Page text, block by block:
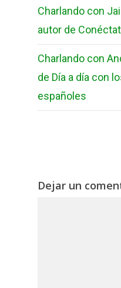
Charlando con
autor de
Charlando con
de Día a día con
españoles
Dejar un